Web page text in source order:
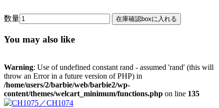
数量
You may also like
Warning: Use of undefined constant rand - assumed 'rand' (this will
throw an Error in a future version of PHP) in
/home/users/2/barbie/web/barbie2/wp-
content/themes/welcart_minimum/functions.php on line 135